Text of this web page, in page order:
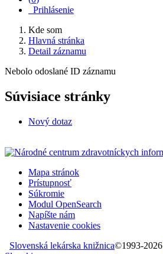
Prihlásenie
Kde som
Hlavná stránka
Detail záznamu
Nebolo odoslané ID záznamu
Súvisiace stránky
Nový dotaz
Mapa stránok
Prístupnosť
Súkromie
Modul OpenSearch
Napíšte nám
Nastavenie cookies
Slovenská lekárska knižnica©1993-2026